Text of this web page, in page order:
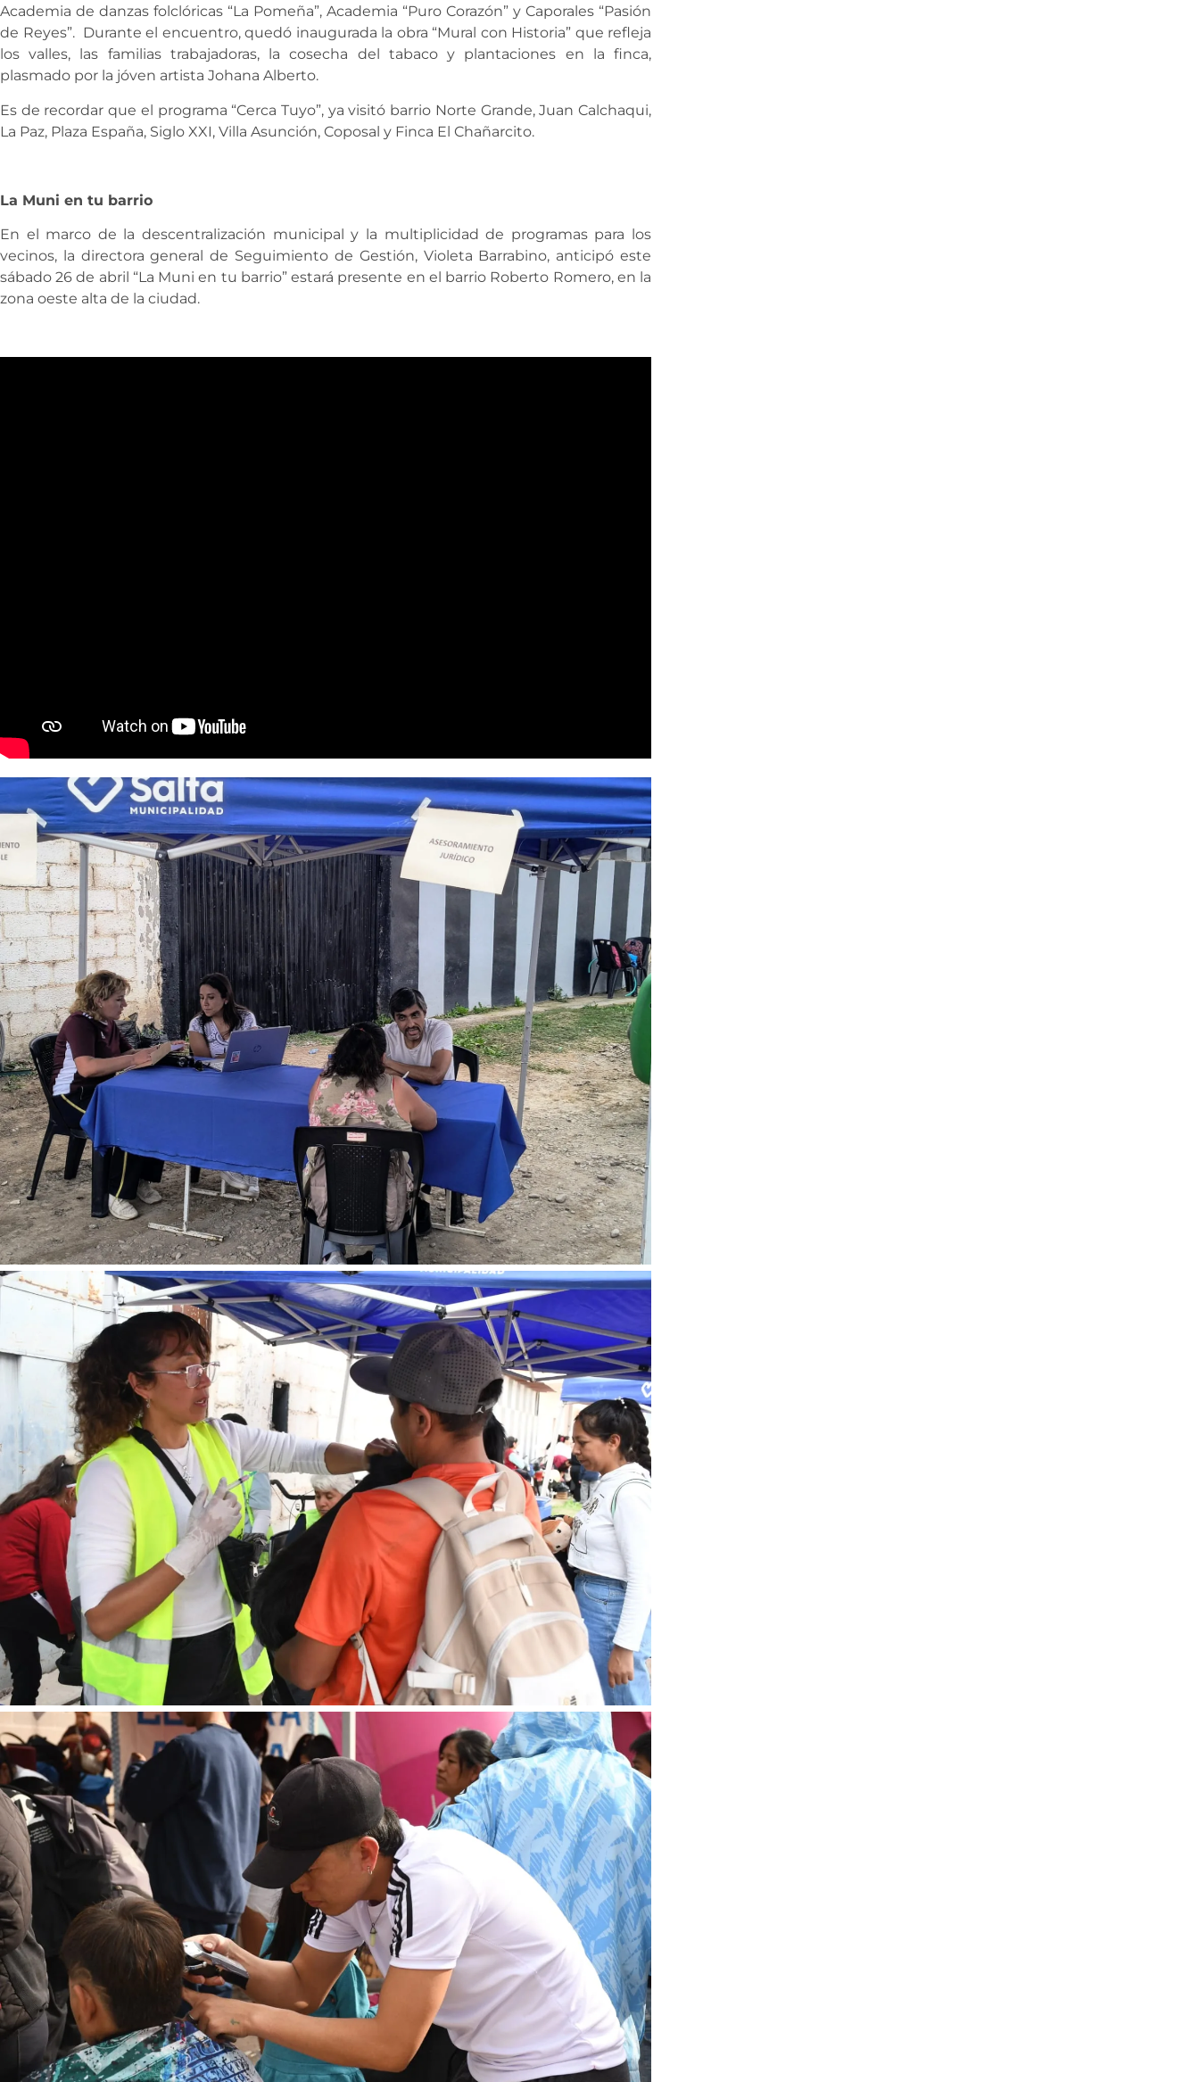
Academia de danzas folclóricas “La Pomeña”, Academia “Puro Corazón” y Caporales “Pasión
de Reyes”. Durante el encuentro, quedó inaugurada la obra “Mural con Historia” que refleja
los valles, las familias trabajadoras, la cosecha del tabaco y plantaciones en la finca,
plasmado por la jóven artista Johana Alberto.
Es de recordar que el programa “Cerca Tuyo”, ya visitó barrio Norte Grande, Juan Calchaqui,
La Paz, Plaza España, Siglo XXI, Villa Asunción, Coposal y Finca El Chañarcito.
La Muni en tu barrio
En el marco de la descentralización municipal y la multiplicidad de programas para los
vecinos, la directora general de Seguimiento de Gestión, Violeta Barrabino, anticipó este
sábado 26 de abril “La Muni en tu barrio” estará presente en el barrio Roberto Romero, en la
zona oeste alta de la ciudad.